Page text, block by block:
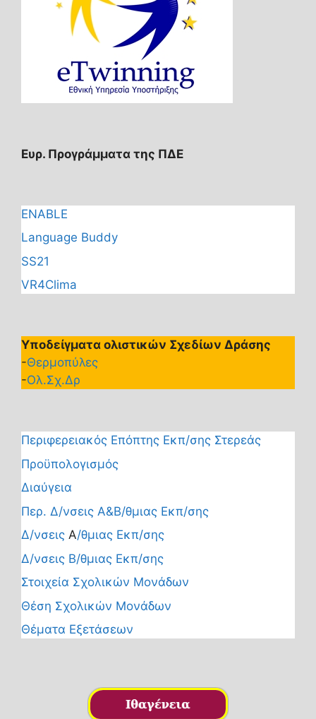
Ευρ. Προγράμματα της ΠΔΕ
ENABLE
Language Buddy
SS21
VR4Clima
Υποδείγματα ολιστικών Σχεδίων Δράσης
-Θερμοπύλες
-Ολ.Σχ.Δρ
Περιφερειακός Επόπτης Εκπ/σης Στερεάς
Προϋπολογισμός
Διαύγεια
Περ. Δ/νσεις Α&Β/θμιας Εκπ/σης
Δ/νσεις Α/θμιας Εκπ/σης
Δ/νσεις Β/θμιας Εκπ/σης
Στοιχεία Σχολικών Μονάδων
Θέση Σχολικών Μονάδων
Θέματα Εξετάσεων